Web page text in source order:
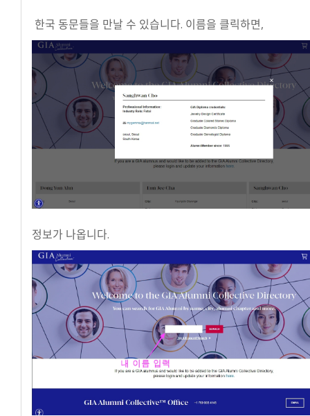
한국 동문들을 만날 수 있습니다. 이름을 클릭하면,
정보가 나옵니다.